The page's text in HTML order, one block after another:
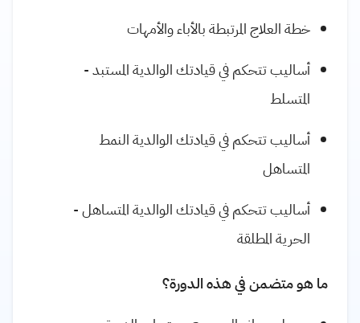
خطة العلاج المرتبطة بالأباء والأمهات
أساليب تتحكم في قيادتك الوالدية المستبد -
المتسلط
أساليب تتحكم في قيادتك الوالدية النمط
المتساهل
أساليب تتحكم في قيادتك الوالدية المتساهل -
الحرية المطلقة
ما هو متضمن في هذه الدورة؟